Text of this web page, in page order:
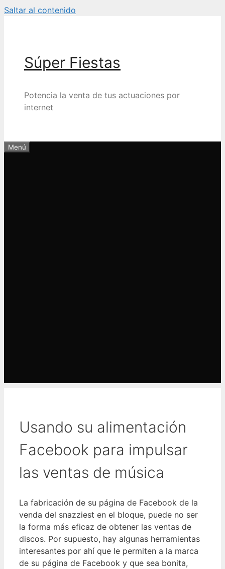
Saltar al contenido
Súper Fiestas
Potencia la venta de tus actuaciones por
internet
Menú
Usando su alimentación
Facebook para impulsar
las ventas de música
La fabricación de su página de Facebook de la
venda del snazziest en el bloque, puede no ser
la forma más eficaz de obtener las ventas de
discos. Por supuesto, hay algunas herramientas
interesantes por ahí que le permiten a la marca
de su página de Facebook y que sea bonita,